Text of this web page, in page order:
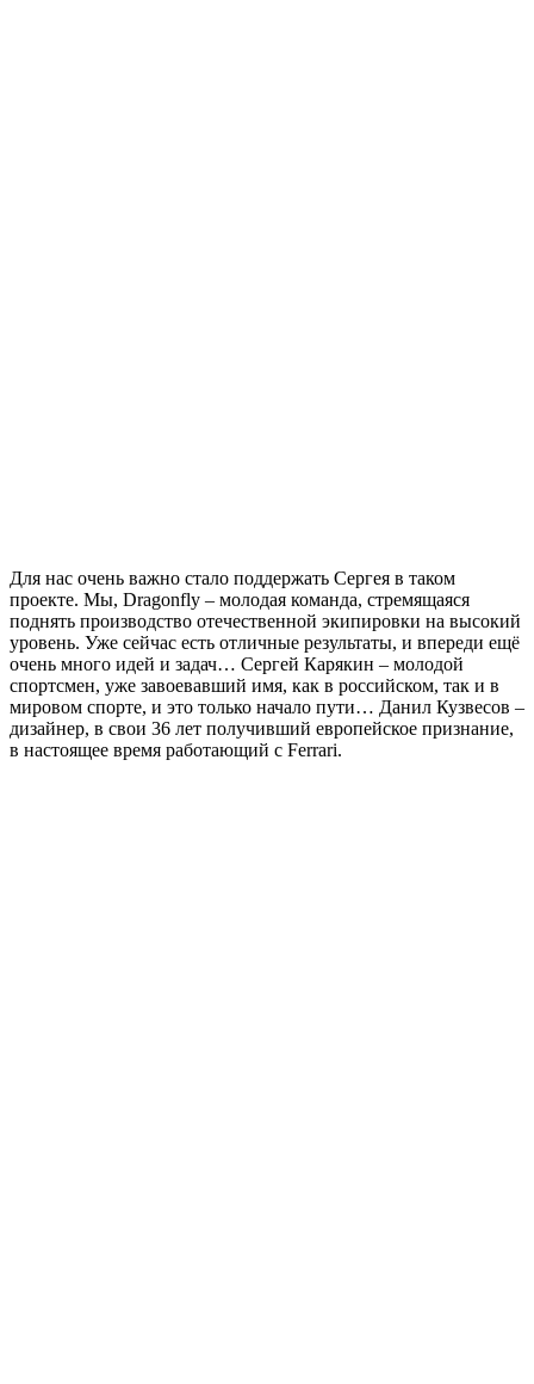
Для нас очень важно стало поддержать Сергея в таком
проекте. Мы, Dragonfly – молодая команда, стремящаяся
поднять производство отечественной экипировки на высокий
уровень. Уже сейчас есть отличные результаты, и впереди ещё
очень много идей и задач… Сергей Карякин – молодой
спортсмен, уже завоевавший имя, как в российском, так и в
мировом спорте, и это только начало пути… Данил Кузвесов –
дизайнер, в свои 36 лет получивший европейское признание,
в настоящее время работающий с Ferrari.